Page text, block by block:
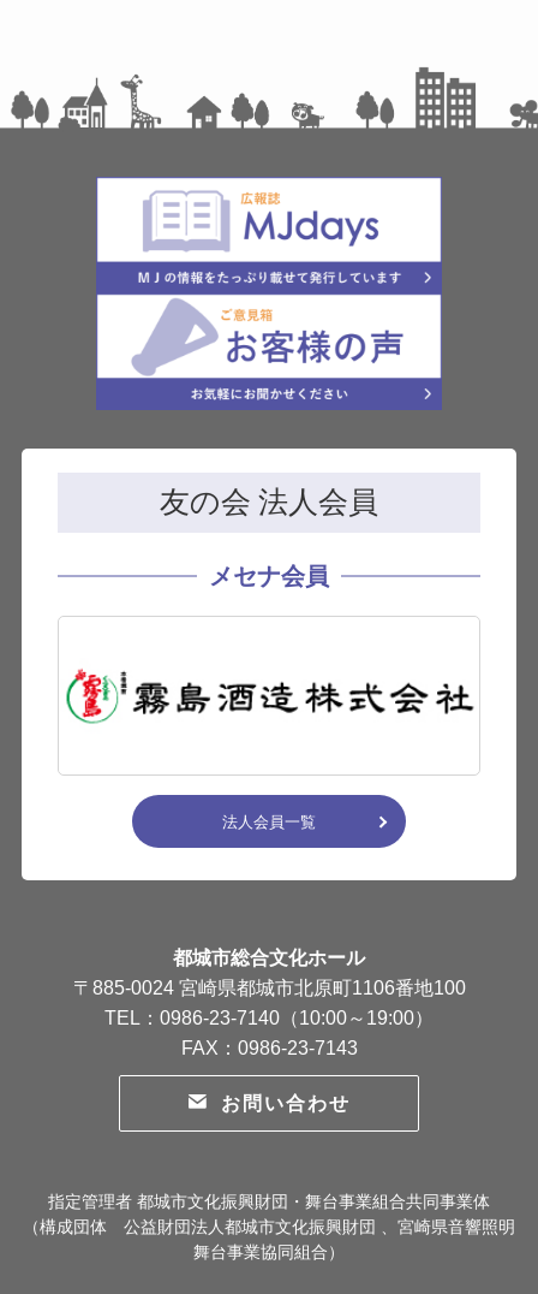
友の会 法人会員
メセナ会員
法人会員一覧
都城市総合文化ホール
〒885-0024 宮崎県都城市北原町1106番地100
TEL：0986-23-7140（10:00～19:00）
FAX：0986-23-7143
お問い合わせ
指定管理者 都城市文化振興財団・舞台事業組合共同事業体
（構成団体 公益財団法人都城市文化振興財団 、宮崎県音響照明
舞台事業協同組合）